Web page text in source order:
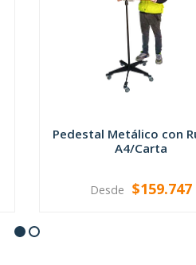
Pedestal Metálico con
A4/Carta
VER OPCIONES
Desde $159.747